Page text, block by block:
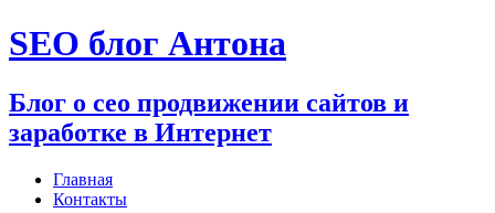
Перейти
к
SEO блог Антона
Блог о сео продвижении сайтов и
заработке в Интернет
Главная
Контакты